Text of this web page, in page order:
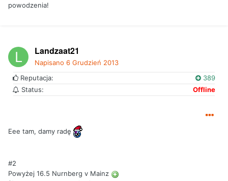
powodzenia!
Landzaat21
Napisano 6 Grudzień 2013
Reputacja:
389
Status:
Offline
Eee tam, damy radę
#2
Powyżej 16.5 Nurnberg v Mainz